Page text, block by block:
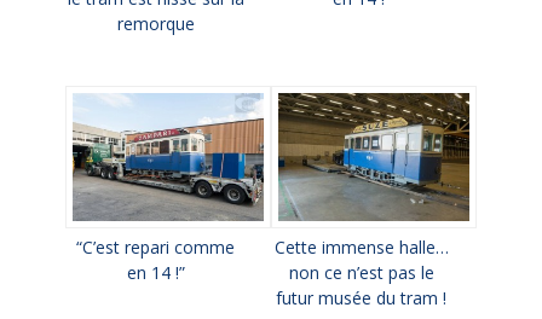
remorque
“C’est repari comme
en 14 !”
Cette immense halle…
non ce n’est pas le
futur musée du tram !